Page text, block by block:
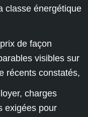
classe énergétique
de façon
visibles sur
récents constatés,
charges
exigées pour